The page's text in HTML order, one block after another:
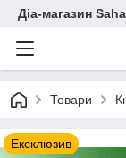
Діа-магазин
Товари
Ексклюзив